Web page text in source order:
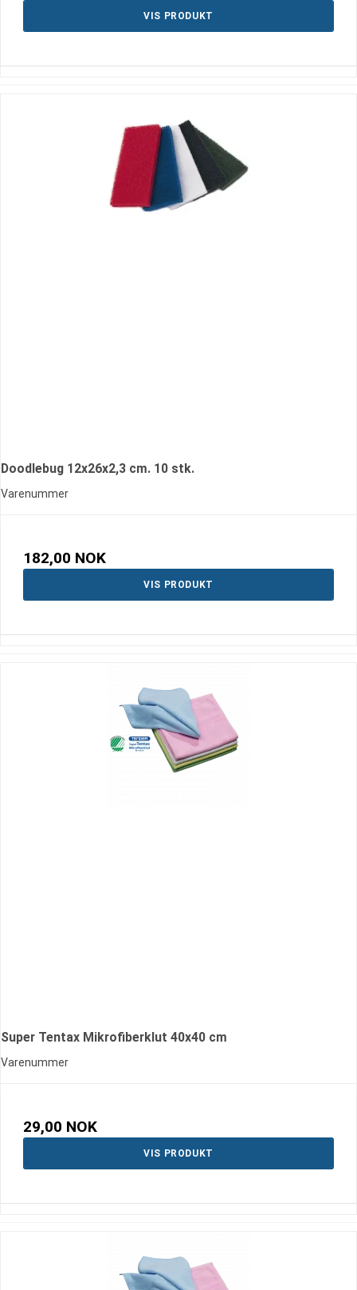
VIS PRODUKT
Doodlebug 12x26x2,3 cm. 10 stk.
Varenummer
182,00 NOK
VIS PRODUKT
Super Tentax Mikrofiberklut 40x40 cm
Varenummer
29,00 NOK
VIS PRODUKT